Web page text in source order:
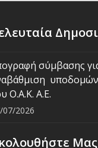
σύμβασης
Ο.Α.Κ. Α.Ε.
07/2026
Μας